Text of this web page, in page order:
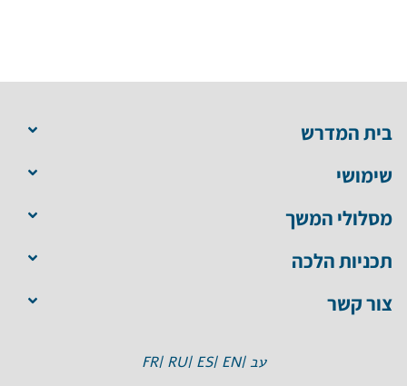
בית המדרש
שימושי
מסלולי המשך
תכניות הלכה
צור קשר
עב |EN |
ES |
RU |
FR